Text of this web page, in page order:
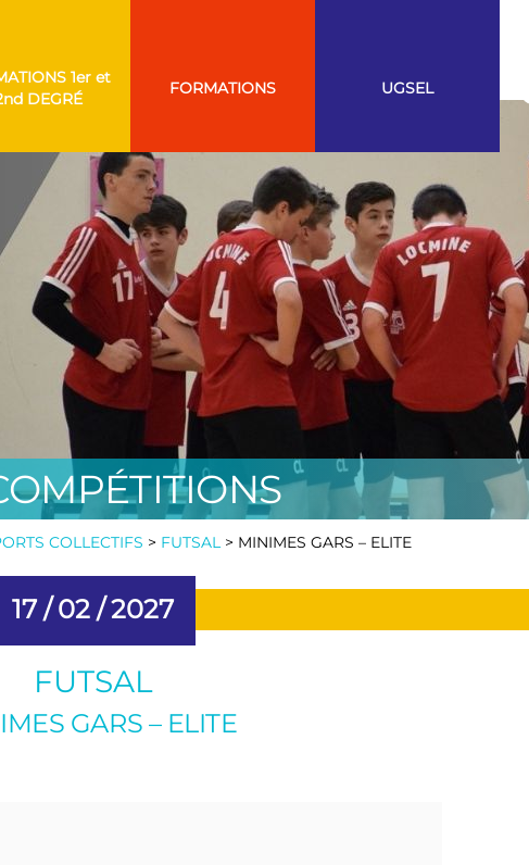
FORMATIONS UGSEL
COLLECTIFS > FUTSAL> MINIMES GARS – ELITE
17 / 02 /2027
FUTSAL
GARS – ELITE